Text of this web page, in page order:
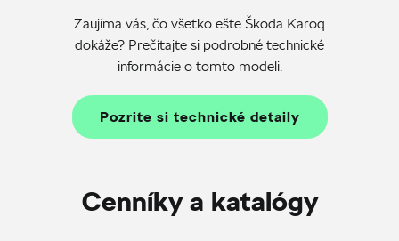
Zaujíma vás, čo všetko ešte Škoda Karoq
dokáže? Prečítajte si podrobné technické
informácie o tomto modeli.
Pozrite si technické detaily
Cenníky a katalógy